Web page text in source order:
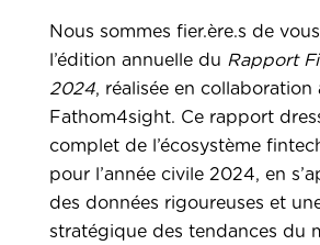
Nous sommes fier.ère.s de
l’édition annuelle du Rapport
2024, réalisée en collaboration
Fathom4sight. Ce rapport
complet de l’écosystème
pour l’année civile 2024, en
des données rigoureuses et
stratégique des tendances du